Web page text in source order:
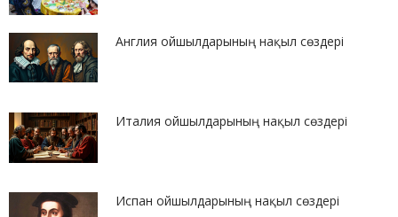
Англия ойшылдарының нақыл сөздері
Италия ойшылдарының нақыл сөздері
Испан ойшылдарының нақыл сөздері